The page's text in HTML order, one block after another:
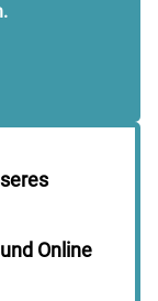
Online